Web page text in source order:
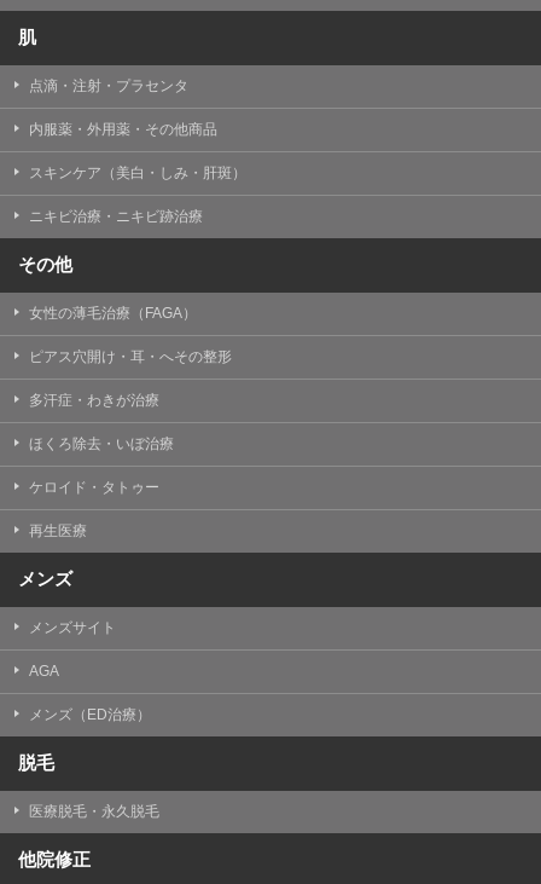
肌
点滴・注射・プラセンタ
内服薬・外用薬・その他商品
スキンケア（美白・しみ・肝斑）
ニキビ治療・ニキビ跡治療
その他
女性の薄毛治療（FAGA）
ピアス穴開け・耳・へその整形
多汗症・わきが治療
ほくろ除去・いぼ治療
ケロイド・タトゥー
再生医療
メンズ
メンズサイト
AGA
メンズ（ED治療）
脱毛
医療脱毛・永久脱毛
他院修正